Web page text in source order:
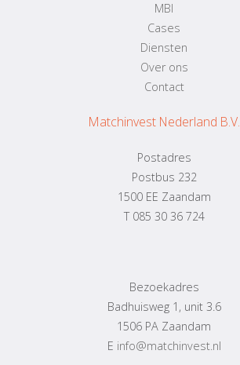
MBI
Cases
Diensten
Over ons
Contact
Matchinvest Nederland B.V.
Postadres
Postbus 232
1500 EE Zaandam
T 085 30 36 724
Bezoekadres
Badhuisweg 1, unit 3.6
1506 PA Zaandam
E info@matchinvest.nl